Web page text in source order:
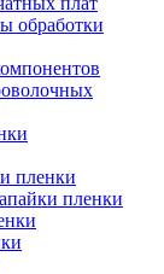
обработки
пленки
пленки